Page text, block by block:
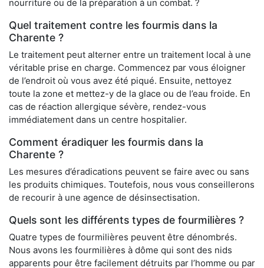
nourriture ou de la préparation à un combat. ?
Quel traitement contre les fourmis dans la
Charente ?
Le traitement peut alterner entre un traitement local à une
véritable prise en charge. Commencez par vous éloigner
de l’endroit où vous avez été piqué. Ensuite, nettoyez
toute la zone et mettez-y de la glace ou de l’eau froide. En
cas de réaction allergique sévère, rendez-vous
immédiatement dans un centre hospitalier.
Comment éradiquer les fourmis dans la
Charente ?
Les mesures d’éradications peuvent se faire avec ou sans
les produits chimiques. Toutefois, nous vous conseillerons
de recourir à une agence de désinsectisation.
Quels sont les différents types de fourmilières ?
Quatre types de fourmilières peuvent être dénombrés.
Nous avons les fourmilières à dôme qui sont des nids
apparents pour être facilement détruits par l’homme ou par